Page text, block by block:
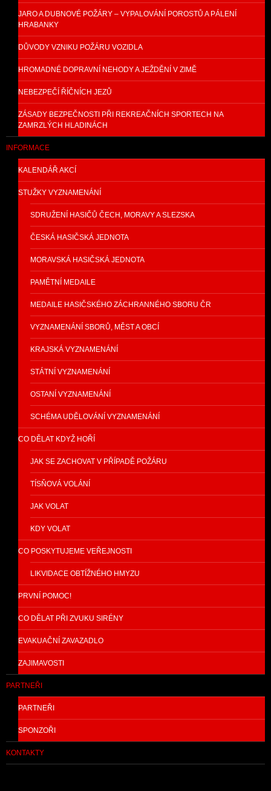
JARO A DUBNOVÉ POŽÁRY – VYPALOVÁNÍ POROSTŮ A PÁLENÍ
HRABANKY
DŮVODY VZNIKU POŽÁRU VOZIDLA
HROMADNÉ DOPRAVNÍ NEHODY A JEŽDĚNÍ V ZIMĚ
NEBEZPEČÍ ŘÍČNÍCH JEZŮ
ZÁSADY BEZPEČNOSTI PŘI REKREAČNÍCH SPORTECH NA
ZAMRZLÝCH HLADINÁCH
INFORMACE
KALENDÁŘ AKCÍ
STUŽKY VYZNAMENÁNÍ
SDRUŽENÍ HASIČŮ ČECH, MORAVY A SLEZSKA
ČESKÁ HASIČSKÁ JEDNOTA
MORAVSKÁ HASIČSKÁ JEDNOTA
PAMĚTNÍ MEDAILE
MEDAILE HASIČSKÉHO ZÁCHRANNÉHO SBORU ČR
VYZNAMENÁNÍ SBORŮ, MĚST A OBCÍ
KRAJSKÁ VYZNAMENÁNÍ
STÁTNÍ VYZNAMENÁNÍ
OSTANÍ VYZNAMENÁNÍ
SCHÉMA UDĚLOVÁNÍ VYZNAMENÁNÍ
CO DĚLAT KDYŽ HOŘÍ
JAK SE ZACHOVAT V PŘÍPADĚ POŽÁRU
TÍSŇOVÁ VOLÁNÍ
JAK VOLAT
KDY VOLAT
CO POSKYTUJEME VEŘEJNOSTI
LIKVIDACE OBTÍŽNÉHO HMYZU
PRVNÍ POMOC!
CO DĚLAT PŘI ZVUKU SIRÉNY
EVAKUAČNÍ ZAVAZADLO
ZAJIMAVOSTI
PARTNEŘI
PARTNEŘI
SPONZOŘI
KONTAKTY